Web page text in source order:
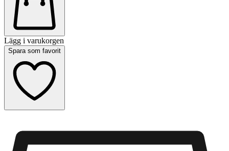
Lägg i varukorgen
Spara som favorit